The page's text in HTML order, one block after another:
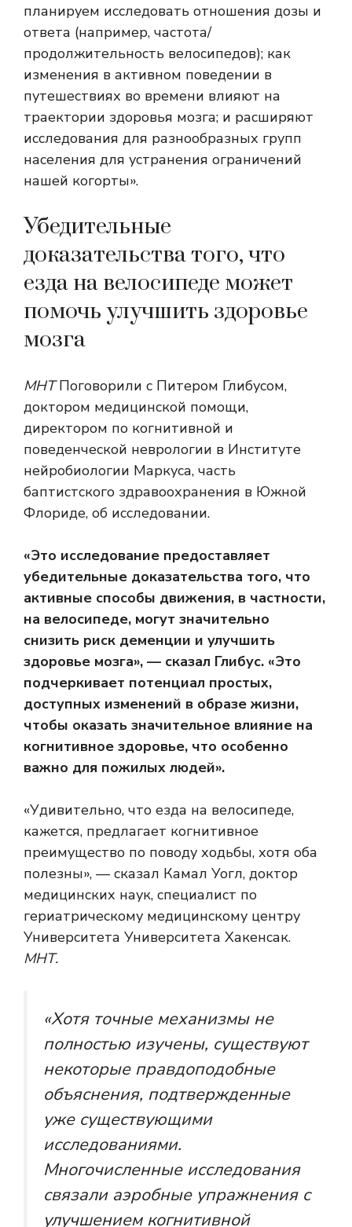
планируем исследовать отношения дозы и
ответа (например, частота/
продолжительность велосипедов); как
изменения в активном поведении в
путешествиях во времени влияют на
траектории здоровья мозга; и расширяют
исследования для разнообразных групп
населения для устранения ограничений
нашей когорты».
Убедительные
доказательства того, что
езда на велосипеде может
помочь улучшить здоровье
мозга
МНТПоговорили с Питером Глибусом,
доктором медицинской помощи,
директором по когнитивной и
поведенческой неврологии в Институте
нейробиологии Маркуса, часть
баптистского здравоохранения в Южной
Флориде, об исследовании.
«Это исследование предоставляет
убедительные доказательства того, что
активные способы движения, в частности,
на велосипеде, могут значительно
снизить риск деменции и улучшить
здоровье мозга», — сказал Глибус. «Это
подчеркивает потенциал простых,
доступных изменений в образе жизни,
чтобы оказать значительное влияние на
когнитивное здоровье, что особенно
важно для пожилых людей».
«Удивительно, что езда на велосипеде,
кажется, предлагает когнитивное
преимущество по поводу ходьбы, хотя оба
полезны», — сказал Камал Уогл, доктор
медицинских наук, специалист по
гериатрическому медицинскому центру
Университета Университета Хакенсак.
МНТ.
«Хотя точные механизмы не
полностью изучены, существуют
некоторые правдоподобные
объяснения, подтвержденные
уже существующими
исследованиями.
Многочисленные исследования
связали аэробные упражнения с
улучшением когнитивной